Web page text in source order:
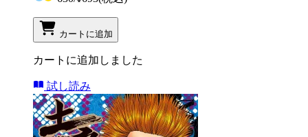
カートに追加
カートに追加しました
試し読み